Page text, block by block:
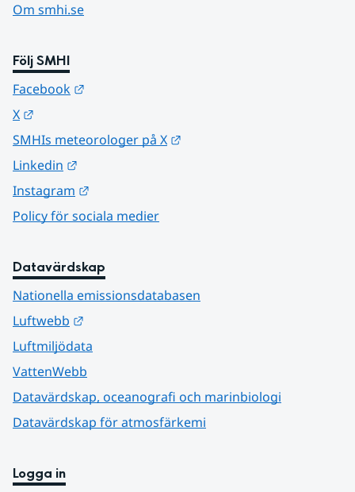
Om smhi.se
Följ SMHI
Facebook
X
SMHIs meteorologer på X
Linkedin
Instagram
Policy för sociala medier
Datavärdskap
Nationella emissionsdatabasen
Luftwebb
Luftmiljödata
VattenWebb
Datavärdskap, oceanografi och marinbiologi
Datavärdskap för atmosfärkemi
Logga in